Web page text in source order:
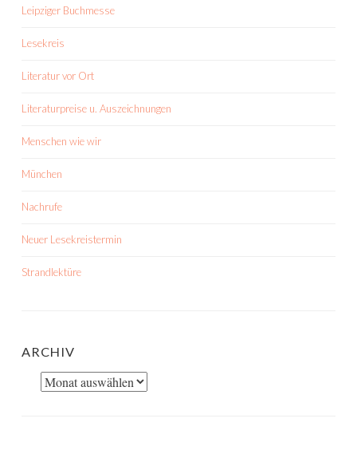
Leipziger Buchmesse
Lesekreis
Literatur vor Ort
Literaturpreise u. Auszeichnungen
Menschen wie wir
München
Nachrufe
Neuer Lesekreistermin
Strandlektüre
ARCHIV
Archiv